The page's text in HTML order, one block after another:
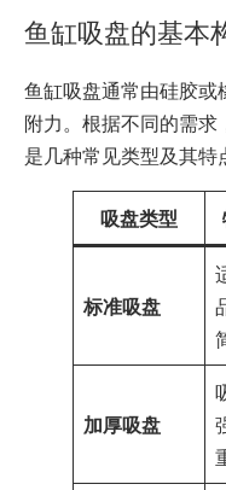
鱼缸吸盘的基本
鱼缸吸盘通常由硅胶或
附力。根据不同的需
是几种常见类型及其特
吸盘类型
标准吸盘
加厚吸盘